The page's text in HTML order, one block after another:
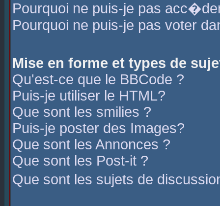
Pourquoi ne puis-je pas
Pourquoi ne puis-je pas voter
Mise en forme et types de
Qu'est-ce que le BBCode ?
Puis-je utiliser le HTML?
Que sont les smilies ?
Puis-je poster des Images?
Que sont les Annonces ?
Que sont les Post-it ?
Que sont les sujets de